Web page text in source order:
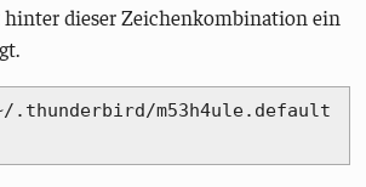
dieser Zeichenkombination ein
.thunderbird/m53h4ule.default